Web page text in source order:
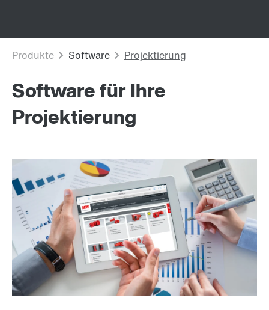
Software für Ihre
Projektierung